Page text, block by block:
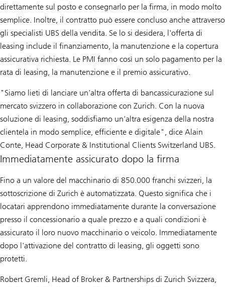
direttamente sul posto e consegnarlo per la firma, in modo molto
semplice. Inoltre, il contratto può essere concluso anche attraverso
gli specialisti UBS della vendita. Se lo si desidera, l'offerta di
leasing include il finanziamento, la manutenzione e la copertura
assicurativa richiesta. Le PMI fanno così un solo pagamento per la
rata di leasing, la manutenzione e il premio assicurativo.
"Siamo lieti di lanciare un'altra offerta di bancassicurazione sul
mercato svizzero in collaborazione con Zurich. Con la nuova
soluzione di leasing, soddisfiamo un'altra esigenza della nostra
clientela in modo semplice, efficiente e digitale", dice Alain
Conte, Head Corporate & Institutional Clients Switzerland UBS.
Immediatamente assicurato dopo la firma
Fino a un valore del macchinario di 850.000 franchi svizzeri, la
sottoscrizione di Zurich è automatizzata. Questo significa che i
locatari apprendono immediatamente durante la conversazione
presso il concessionario a quale prezzo e a quali condizioni è
assicurato il loro nuovo macchinario o veicolo. Immediatamente
dopo l'attivazione del contratto di leasing, gli oggetti sono
protetti.
Robert Gremli, Head of Broker & Partnerships di Zurich Svizzera,